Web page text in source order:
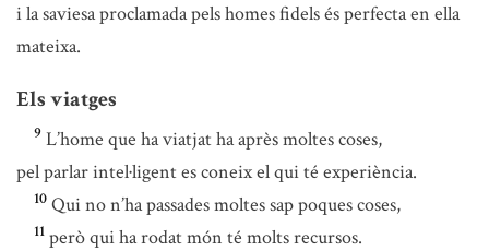
i la saviesa proclamada pels homes fidels és perfecta en ella
mateixa.
Els viatges
9 L’home que ha viatjat ha après moltes coses,
pel parlar intel·ligent es coneix el qui té experiència.
10 Qui no n’ha passades moltes sap poques coses,
11 però qui ha rodat món té molts recursos.